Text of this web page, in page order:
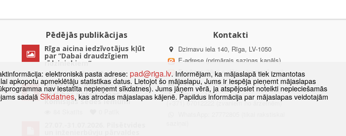
Pēdējās publikācijas
Rīga aicina iedzīvotājus kļūt
par “Dabai draudzīgiem
rīdziniekiem”
1898 Skatīts
1 Patīk
22.07.2026. Kultūrvēsturiskās
vērtības noteikšanas
komisijas sēdes lēmumi
Kontakti
Dzirnavu iela 140, Rīga, LV-1050
E-adrese (primārais saziņas kanāls)
E-adrese (tikai e-rēķinu iesniegšanai)
E-pasts: pad@riga.lv
Tālrunis: 1201,
(+371) 67012222 (zvaniem no ārzemēm)
elektroniskā pasta adrese: pad@riga.lv. Informējam, ka mājaslapā tiek izmantotas
apmeklētāju statistikas datus. Lietojot šo mājaslapu, Jums ir iespēja pieņemt mājaslapas
nav iestatīta nepieņemt sīkdatnes). Jums jāņem vērā, ja atspējosiet noteikti nepieciešamās
sadaļā Sīkdatnes, kas atrodas mājaslapas kājenē. Papildus informācija par mājaslapas veidotajām